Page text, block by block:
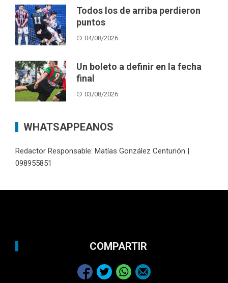
Todos los de arriba perdieron
puntos
04/08/2026
Un boleto a definir en la fecha
final
03/08/2026
WHATSAPPEANOS
Redactor Responsable: Matías González Centurión |
098955851
COMPARTIR